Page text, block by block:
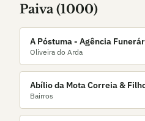
Paiva (1000)
A Póstuma - Agência
Oliveira do Arda
Abílio da Mota Correia &
Bairros)
Bairros